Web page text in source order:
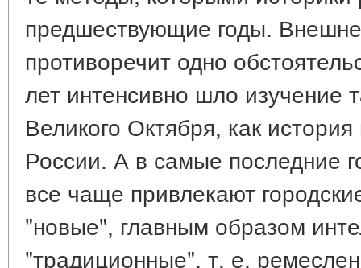
предшествующие годы.
противоречит одно
лет интенсивно шло изучение
Великого Октября, как
России. А в самые последние
все чаще привлекают
"новые", главным образом
"традиционные", т. е.